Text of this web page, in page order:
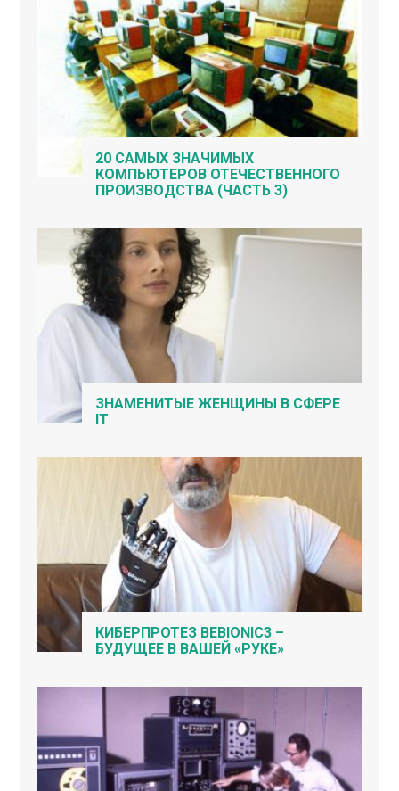
20 САМЫХ ЗНАЧИМЫХ
КОМПЬЮТЕРОВ ОТЕЧЕСТВЕННОГО
ПРОИЗВОДСТВА (ЧАСТЬ 3)
ЗНАМЕНИТЫЕ ЖЕНЩИНЫ В СФЕРЕ
IT
КИБЕРПРОТЕЗ BEBIONIC3 –
БУДУЩЕЕ В ВАШЕЙ «РУКЕ»